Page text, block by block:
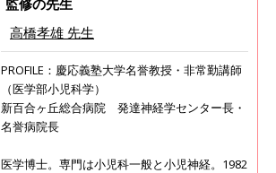
高橋孝雄 先生
PROFILE：慶応義塾大学名誉教授・非常勤講師
（医学部小児科学）
新百合ヶ丘総合病院 発達神経学センター長・
名誉病院長
医学博士。専門は小児科一般と小児神経。1982